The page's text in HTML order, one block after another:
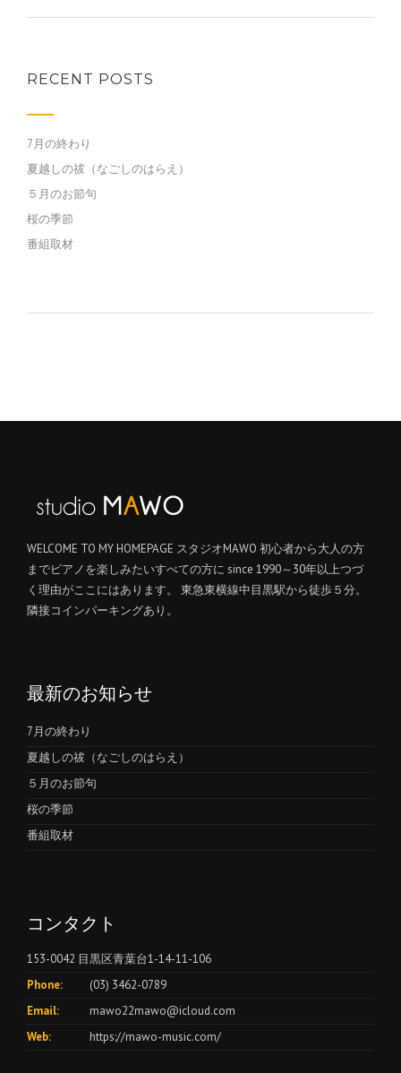
RECENT POSTS
7月の終わり
夏越しの祓（なごしのはらえ）
５月のお節句
桜の季節
番組取材
WELCOME TO MY HOMEPAGE スタジオMAWO 初心者から大人の方
までピアノを楽しみたいすべての方に since 1990～30年以上つづ
く理由がここにはあります。 東急東横線中目黒駅から徒歩５分。
隣接コインパーキングあり。
最新のお知らせ
7月の終わり
夏越しの祓（なごしのはらえ）
５月のお節句
桜の季節
番組取材
コンタクト
153-0042 目黒区青葉台1-14-11-106
Phone:
(03) 3462-0789
Email:
mawo22mawo@icloud.com
Web:
https://mawo-music.com/